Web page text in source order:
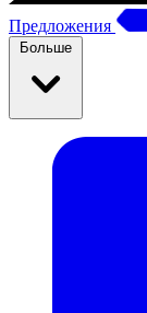
Предложения
Больше